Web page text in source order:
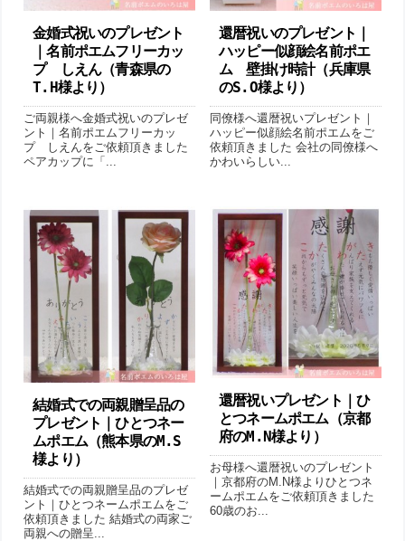
金婚式祝いのプレゼント
｜名前ポエムフリーカッ
プ しえん（青森県の
T.H様より ）
ご両親様へ金婚式祝いのプレゼ
ント｜名前ポエムフリーカッ
プ しえんをご依頼頂きました
ペアカップに「...
還暦祝いのプレゼント｜
ハッピー似顔絵名前ポエ
ム 壁掛け時計（兵庫県
のS.O様より ）
同僚様へ還暦祝いプレゼント｜
ハッピー似顔絵名前ポエムをご
依頼頂きました 会社の同僚様へ
かわいらしい...
結婚式での両親贈呈品の
プレゼント｜ひとつネー
ムポエム（熊本県のM.S
様より ）
結婚式での両親贈呈品のプレゼ
ント｜ひとつネームポエムをご
依頼頂きました 結婚式の両家ご
両親への贈呈...
還暦祝いプレゼント｜ひ
とつネームポエム（京都
府のM.N様より ）
お母様へ還暦祝いのプレゼント
｜京都府のM.N様よりひとつネ
ームポエムをご依頼頂きました
60歳のお...